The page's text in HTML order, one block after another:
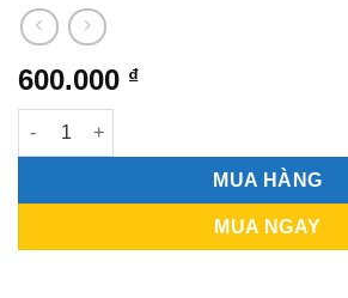
600.000 ₫
Bia Thép Không Gỉ Kèm Chân Đế
MUA HÀNG
MUA NGAY